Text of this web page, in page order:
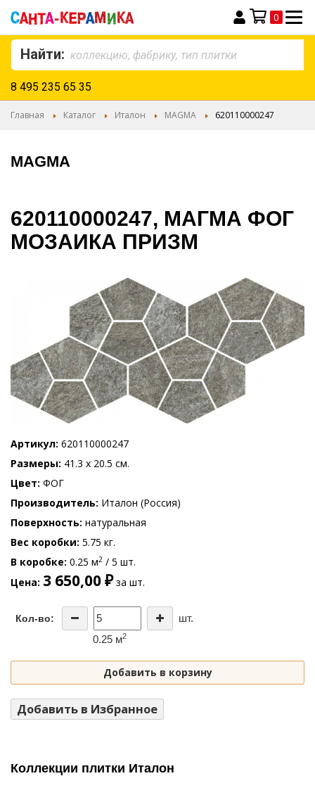
Моя корзина
0
Найти:
8 495 235 65 35
Главная Каталог Италон MAGMA 620110000247
MAGMA
620110000247, МАГМА ФОГ
МОЗАИКА ПРИЗМ
Артикул 620110000247
Размеры 41.3 x 20.5 см.
Цвет ФОГ
Производитель Италон (Россия)
Поверхность натуральная
Вес коробки 5.75 кг.
В коробке 0.25 м2 / 5 шт.
Цена 3 650,00 ₽за шт.
Кол-во:
шт.
0.25 м2
Добавить в корзину
Добавить в Избранное
Коллекции плитки Италон